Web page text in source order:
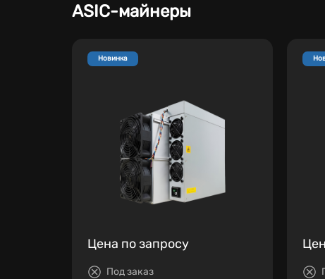
ASIC-майнеры
Новинка
Цена по запросу
Под заказ